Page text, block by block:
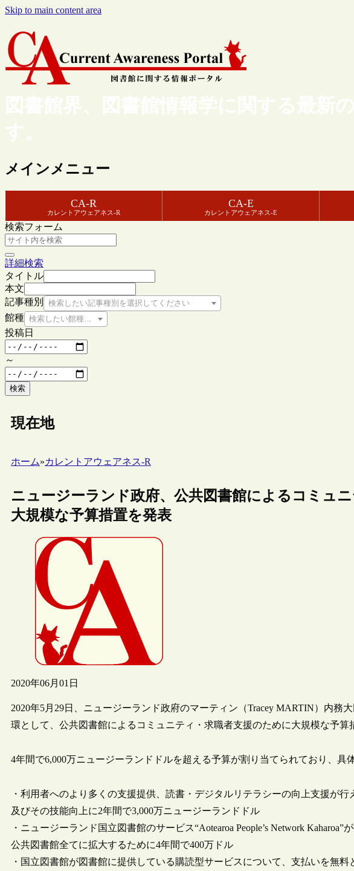
Skip to main content area
図書館界、図書館情報学に関する最新
す。
メインメニュー
CA-R
カレントアウェアネス-R
CA-E
カレントアウェアネス-E
検索フォーム
詳細検索
タイトル
本文
記事種別
検索したい記事種別を選択してください
館種 検索したい館種を選択してください
投稿日
～
検索
現在地
ホーム»カレントアウェアネス-R
ニュージーランド政府、公共図書館によるコミュ
大規模な予算措置を発表
2020年06月01日
2020年5月29日、ニュージーランド政府のマーティン（Tracey MARTIN）内務
環として、公共図書館によるコミュニティ・求職者支援のために大規模な予算
4年間で6,000万ニュージーランドドルを超える予算が割り当てられており、具
・利用者へのより多くの支援提供、読書・デジタルリテラシーの向上支援が
及びその技能向上に2年間で3,000万ニュージーランドドル
・ニュージーランド国立図書館のサービス“Aotearoa People’s Network
公共図書館全てに拡大するために4年間で400万ドル
・国立図書館が図書館に提供している購読型サービスについて、支払いを無